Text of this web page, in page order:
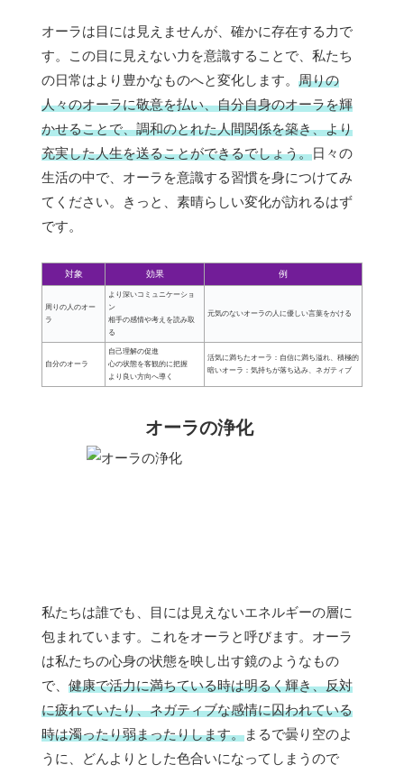
オーラは目には見えませんが、確かに存在する力で
す。この目に見えない力を意識することで、私たち
の日常はより豊かなものへと変化します。 周りの
人々のオーラに敬意を払い、自分自身のオーラを輝
かせることで、調和のとれた人間関係を築き、より
充実した人生を送ることができるでしょう。日々の
生活の中で、オーラを意識する習慣を身につけてみ
てください。きっと、素晴らしい変化が訪れるはず
です。
対象 効果 例
周りの人のオー
ラ
より深いコミュニケーショ
ン
相手の感情や考えを読み取
る
元気のないオーラの人に優しい言葉をかける
自分のオーラ
自己理解の促進
心の状態を客観的に把握
より良い方向へ導く
活気に満ちたオーラ：自信に満ち溢れ、積極的
暗いオーラ：気持ちが落ち込み、ネガティブ
オーラの浄化
私たちは誰でも、目には見えないエネルギーの層に
包まれています。これをオーラと呼びます。オーラ
は私たちの心身の状態を映し出す鏡のようなもの
で、 健康で活力に満ちている時は明るく輝き、反対
に疲れていたり、ネガティブな感情に囚われている
時は濁ったり弱まったりします。まるで曇り空のよ
うに、どんよりとした色合いになってしまうので